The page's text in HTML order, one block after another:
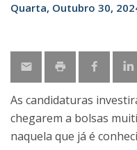
Quarta, Outubro 30,
As candidaturas
chegarem a bolsas
naquela que já é